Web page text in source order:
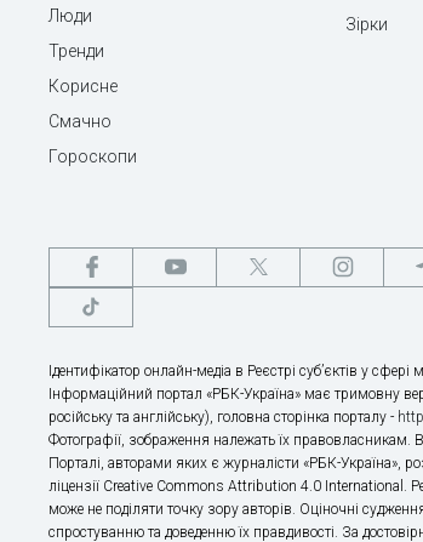
Люди
Тренди
Корисне
Смачно
Гороскопи
Зірки
Ідентифікатор онлайн-медіа в Реєстрі суб’єктів у
Інформаційний портал «РБК-Україна» має тримовну
російську та англійську), головна сторінка порталу -
Фотографії, зображення належать їх правовласникам.
Порталі, авторами яких є журналісти «РБК-Україна»,
ліцензії Creative Commons Attribution 4.0 International.
може не поділяти точку зору авторів. Оціночні
спростуванню та доведенню їх правдивості. За